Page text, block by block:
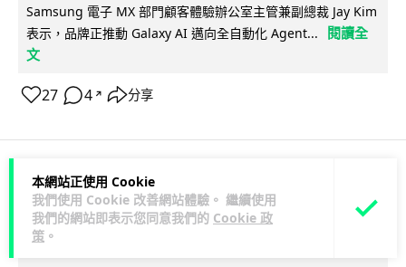
本網站正使用 Cookie
我們使用 Cookie 改善網站體驗。 繼續使用
我們的網站即表示您同意我們的 Cookie 政
策 。
Samsung 電子 MX 部門顧客體驗辦公室主管兼副總裁 Jay Kim
表示，品牌正推動 Galaxy AI 邁向全自動化 Agent...
閱讀全
文
27 4 ↗ 分享
科技娛樂 生活娛樂
Lawton